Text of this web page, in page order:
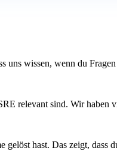
wissen, wenn du
relevant sind. Wir haben
gelöst hast. Das zeigt, dass